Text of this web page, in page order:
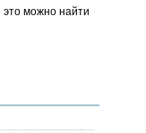
можно найти